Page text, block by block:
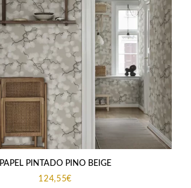
PAPEL PINTADO PINO BEIGE
124,55€